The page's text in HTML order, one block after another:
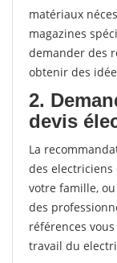
matériaux
magazines
demander des
obtenir des
2.
devis
La
des electriciens
votre famille,
des
références
travail du